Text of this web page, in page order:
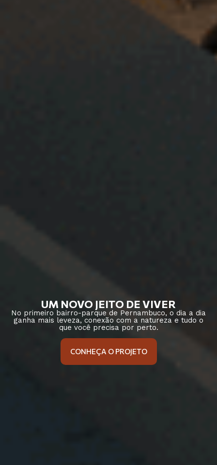
UM NOVO JEITO DE VIVER
No primeiro bairro-parque de Pernambuco, o dia a dia
ganha mais leveza, conexão com a natureza e tudo o
que você precisa por perto.
CONHEÇA O PROJETO